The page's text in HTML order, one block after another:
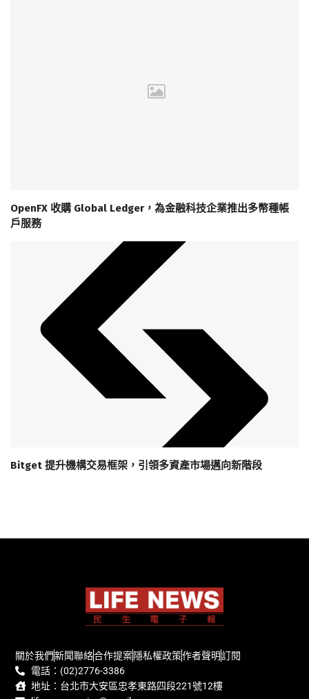
OpenFX 收購 Global Ledger，為金融科技企業推出多幣種帳
戶服務
Bitget 提升機構交易框架，引領多資產市場邁向新階段
關於我們新聞聯絡合作提案隱私權政策作者聲明訂閱
電話：(02)2776-3386
地址：台北市大安區忠孝東路四段221號12樓